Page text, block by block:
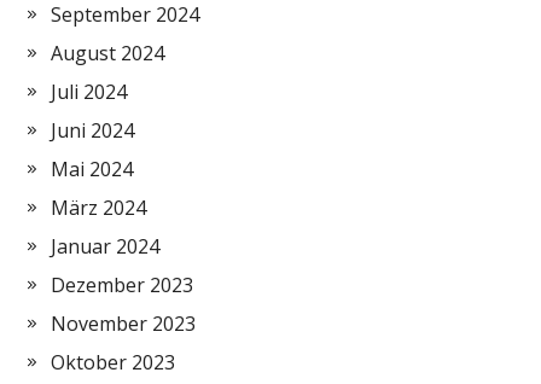
September 2024
August 2024
Juli 2024
Juni 2024
Mai 2024
März 2024
Januar 2024
Dezember 2023
November 2023
Oktober 2023